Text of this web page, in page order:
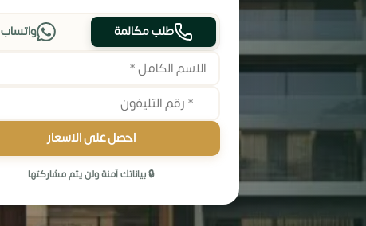
طلب مكالمة واتساب
احصل على الاسعار
🔒 بياناتك آمنة ولن يتم مشاركتها